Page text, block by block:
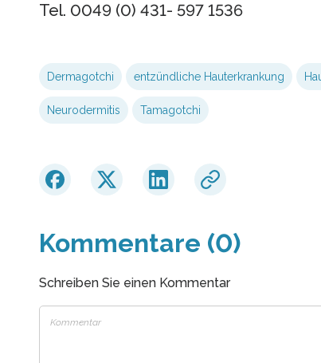
Tel. 0049 (0) 431- 597 1536
Dermagotchi entzündliche Hauterkrankung
Neurodermitis Tamagotchi
Kommentare (0)
Schreiben Sie einen Kommentar